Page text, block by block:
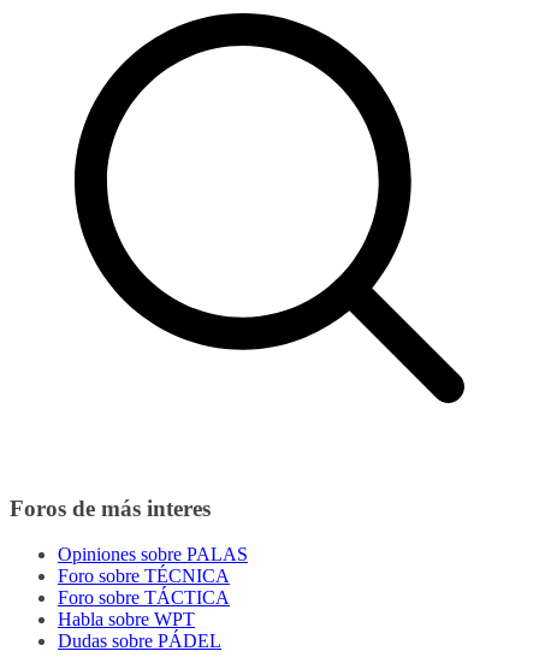
Foros de más interes
Opiniones sobre PALAS
Foro sobre TÉCNICA
Foro sobre TÁCTICA
Habla sobre WPT
Dudas sobre PÁDEL